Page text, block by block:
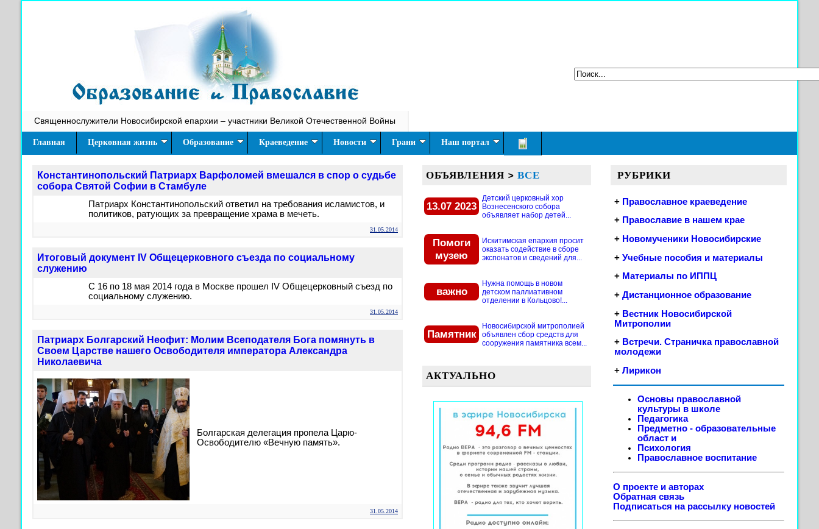
Священнослужители Новосибирской епархии – участники Великой Отечественной Войны
Главная Церковная жизнь Образование Краеведение Новости Грани Наш портал
Константинопольский Патриарх Варфоломей вмешался в спор о судьбе
собора Святой Софии в Стамбуле
Патриарх Константинопольский ответил на требования исламистов, и
политиков, ратующих за превращение храма в мечеть.
31.05.2014
Итоговый документ IV Общецерковного съезда по социальному
служению
С 16 по 18 мая 2014 года в Москве прошел IV Общецерковный съезд по
социальному служению.
31.05.2014
Патриарх Болгарский Неофит: Молим Всеподателя Бога помянуть в
Своем Царстве нашего Освободителя императора Александра
Николаевича
Болгарская делегация пропела Царю-
Освободителю «Вечную память».
31.05.2014
ОБЪЯВЛЕНИЯ > ВСЕ
13.07 2023
Детский церковный хор
Вознесенского собора
объявляет набор детей...
Помоги
музею
Искитимская епархия просит
оказать содействие в сборе
экспонатов и сведений для...
важно
Нужна помощь в новом
детском паллиативном
отделении в Кольцово!...
Памятник
Новосибирской митрополией
объявлен сбор средств для
сооружения памятника всем...
АКТУАЛЬНО
РУБРИКИ
+ Православное краеведение
+ Православие в нашем крае
+ Новомученики Новосибирские
+ Учебные пособия и материалы
+ Материалы по ИППЦ
+ Дистанционное образование
+ Вестник Новосибирской
Митрополии
+ Встречи. Страничка православной
молодежи
+ Лирикон
Основы православной
культуры в школе
Педагогика
Предметно - образовательные
област и
Психология
Православное воспитание
О проекте и авторах
Обратная связь
Подписаться на рассылку новостей